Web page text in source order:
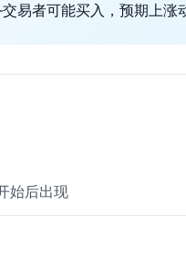
者可能买入，预期上涨
始后出现